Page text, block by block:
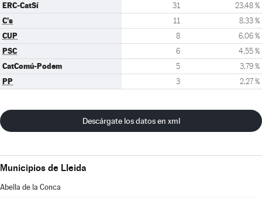
ERC-CatSí 31 23,48 %
C's 11 8,33 %
CUP 8 6,06 %
PSC 6 4,55 %
CatComú-Podem 5 3,79 %
PP 3 2,27 %
Descárgate los datos en xml
Municipios de Lleida
Abella de la Conca